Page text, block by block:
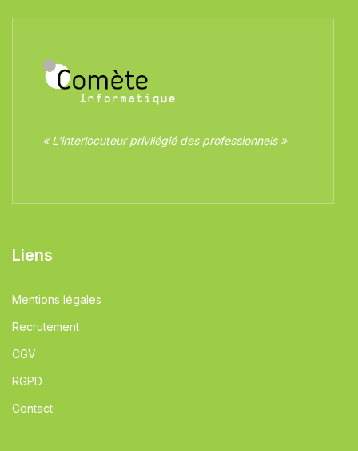
« L'interlocuteur privilégié des professionnels »
Liens
Mentions légales
Recrutement
CGV
RGPD
Contact